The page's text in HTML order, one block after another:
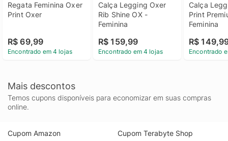
Regata Feminina Oxer
Print Oxer
R$ 69,99
Encontrado em 4 lojas
Calça Legging Oxer
Rib Shine OX -
Feminina
R$ 159,99
Encontrado em 4 lojas
Calça
Print
Feminina
R$
Encontrado
Mais descontos
Temos cupons disponíveis para economizar em suas compras
online.
Cupom Amazon
Cupom Terabyte Shop